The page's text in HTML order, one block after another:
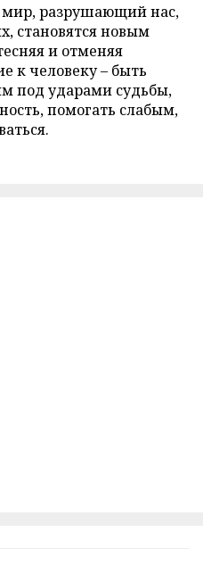
мир, разрушающий нас,
становятся новым
и отменяя
к человеку – быть
под ударами судьбы,
помогать слабым,